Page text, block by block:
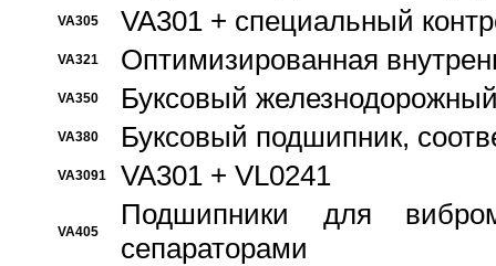
VA305 VA301 + специальный
VA321 Оптимизированная
VA350 Буксовый
VA380 Буксовый подшипник,
VA3091 VA301 + VL0241
VA405
Подшипники для
сепараторами